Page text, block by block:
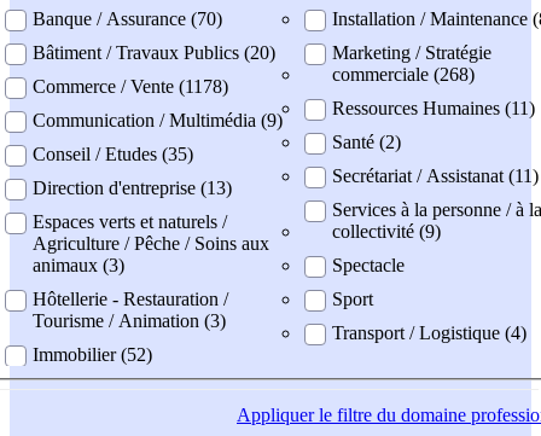
Banque / Assurance (70)
Bâtiment / Travaux Publics (20)
Commerce / Vente (1178)
Communication / Multimédia (9)
Conseil / Etudes (35)
Direction d'entreprise (13)
Espaces verts et naturels /
Agriculture / Pêche / Soins aux
animaux (3)
Hôtellerie - Restauration /
Tourisme / Animation (3)
Immobilier (52)
Installation / Maintenance
Marketing / Stratégie
commerciale (268)
Ressources Humaines (11)
Santé (2)
Secrétariat / Assistanat (11)
Services à la personne / à la
collectivité (9)
Spectacle
Sport
Transport / Logistique (4)
Appliquerle filtre du domaine